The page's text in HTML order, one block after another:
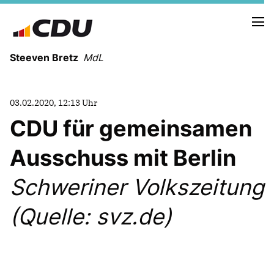
Steeven Bretz MdL
VITA
WAHLKREISBESUCHE
PRESSEFOTOS
MEIN BÜRGERBÜRO
03.02.2020, 12:13 Uhr
CDU für gemeinsamen
Ausschuss mit Berlin
Schweriner Volkszeitung
(Quelle: svz.de)